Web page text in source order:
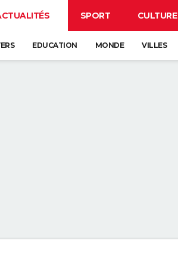
SPORT CULTURE
EDUCATION MONDE VILLES